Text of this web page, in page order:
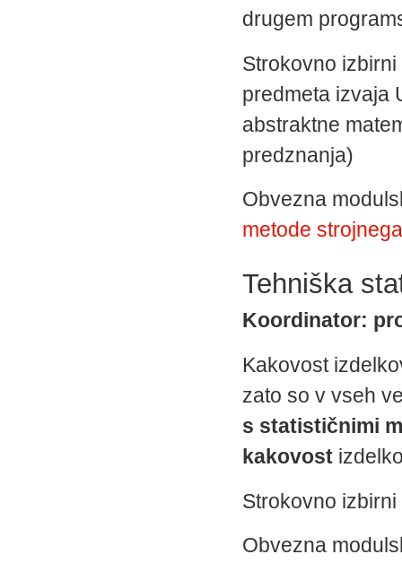
drugem
Strokovno
predmeta izvaja
abstraktne
predznanja)
Obvezna
metode
Tehniška
Koordinator:
Kakovost
zato so v vseh
s statističnimi
kakovost
Strokovno
Obvezna